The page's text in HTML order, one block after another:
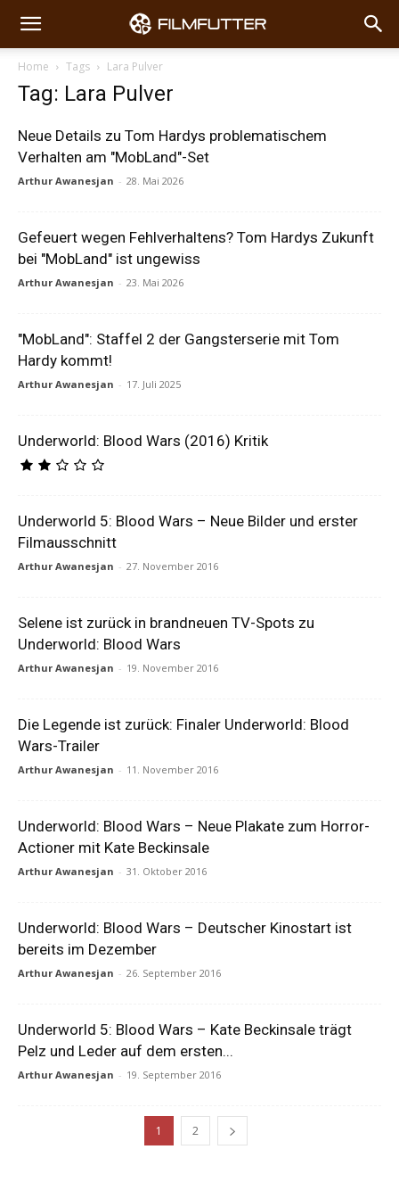
Home Tags Lara Pulver
Tag: Lara Pulver
Neue Details zu Tom Hardys problematischem
Verhalten am "MobLand"-Set
Arthur Awanesjan - 28. Mai 2026
Gefeuert wegen Fehlverhaltens? Tom Hardys Zukunft
bei "MobLand" ist ungewiss
Arthur Awanesjan - 23. Mai 2026
"MobLand": Staffel 2 der Gangsterserie mit Tom
Hardy kommt!
Arthur Awanesjan - 17. Juli 2025
Underworld: Blood Wars (2016) Kritik
Underworld 5: Blood Wars – Neue Bilder und erster
Filmausschnitt
Arthur Awanesjan - 27. November 2016
Selene ist zurück in brandneuen TV-Spots zu
Underworld: Blood Wars
Arthur Awanesjan - 19. November 2016
Die Legende ist zurück: Finaler Underworld: Blood
Wars-Trailer
Arthur Awanesjan - 11. November 2016
Underworld: Blood Wars – Neue Plakate zum Horror-
Actioner mit Kate Beckinsale
Arthur Awanesjan - 31. Oktober 2016
Underworld: Blood Wars – Deutscher Kinostart ist
bereits im Dezember
Arthur Awanesjan - 26. September 2016
Underworld 5: Blood Wars – Kate Beckinsale trägt
Pelz und Leder auf dem ersten...
Arthur Awanesjan - 19. September 2016
1 2